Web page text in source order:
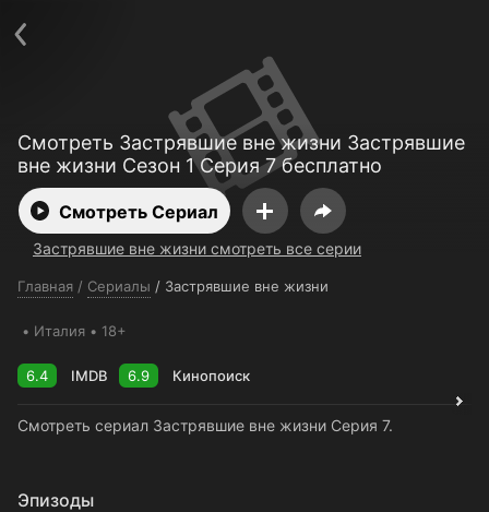
Смотреть Застрявшие вне жизни Застрявшие
вне жизни Сезон 1 Серия 7 бесплатно
Смотреть Сериал
Застрявшие вне жизни смотреть все серии
Главная / Сериалы / Застрявшие вне жизни
Италия 18+
6.4 IMDB 6.9 Кинопоиск
Смотреть сериал Застрявшие вне жизни Серия 7.
Эпизоды
Пользовательское соглашение
Политика конфиденциальности
Для партнёров
Открыть приложение
Ввести промокод
Установить на ТВ
Бесплатные каналы Контакты